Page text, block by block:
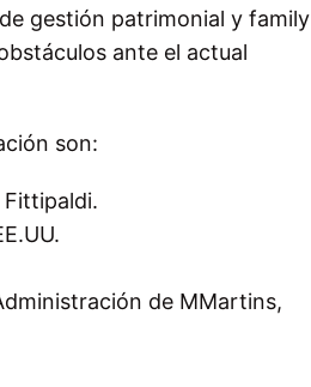
gestión patrimonial y family
ante el actual
son:
Fittipaldi.
de MMartins,